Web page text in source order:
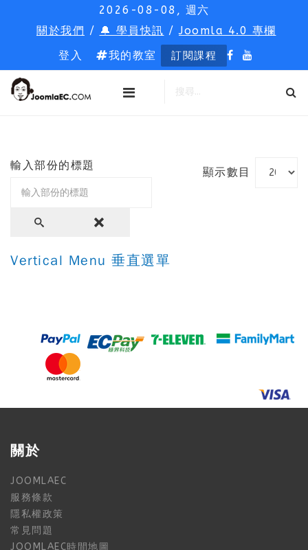
2026-08-08, 週六
關於我們 / 🔔 學員快訊 /Joomla 4.0 專欄
登入
我的教室 訂閱課程
輸入部份的標題
顯示數目
Vertical Menu 垂直選單
關於
JOOMLAEC
服務條款
隱私權政策
常見問題
JOOMLAEC時間地圖